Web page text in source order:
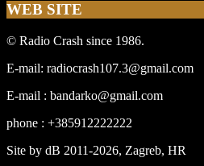
WEB SITE
© Radio Crash since 1986.
E-mail: radiocrash107.3@gmail.com
E-mail : bandarko@gmail.com
phone : +385912222222
Site by dB 2011-2026, Zagreb, HR